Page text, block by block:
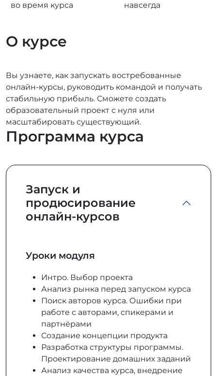
во время курса навсегда
О курсе
Вы узнаете, как запускать востребованные
онлайн-курсы, руководить командой и получать
стабильную прибыль. Сможете создать
образовательный проект с нуля или
масштабировать существующий.
Программа курса
Запуск и
продюсирование
онлайн-курсов
Уроки модуля
Интро. Выбор проекта
Анализ рынка перед запуском курса
Поиск авторов курса. Ошибки при
работе с авторами, спикерами и
партнёрами
Создание концепции продукта
Разработка структуры программы.
Проектирование домашних заданий
Анализ качества курса, внедрение